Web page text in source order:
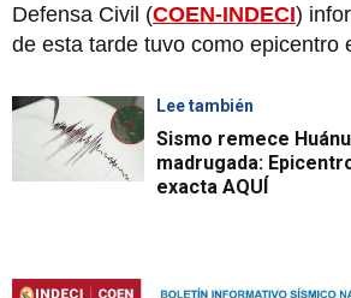
Defensa Civil (COEN-INDECI)
de esta tarde tuvo como epicentro
Lee también
Sismo remece
madrugada:
exacta AQUÍ